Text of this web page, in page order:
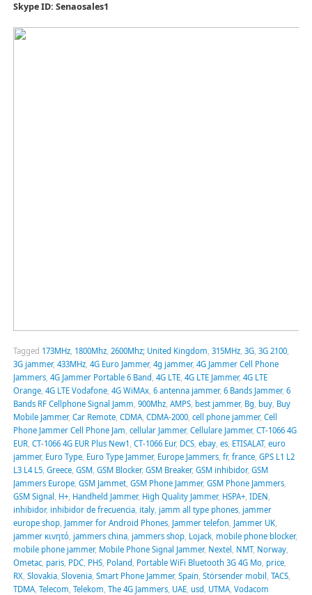
Skype ID: Senaosales1
Tagged 173MHz, 1800Mhz, 2600Mhz; United Kingdom 315MHz, 3G, 3G 2100,
3G jammer, 433MHz, 4G Euro Jammer, 4g jammer, 4G Jammer Cell Phone
Jammers, 4G Jammer Portable 6 Band 4G LTE, 4G LTE Jammer, 4G LTE
Orange, 4G LTE Vodafone, 4G WiMAx, 6 antenna jammer, 6 Bands Jammer, 6
Bands RF Cellphone Signal Jamm 900Mhz, AMPS, best jammer, Bg buy, Buy
Mobile Jammer, Car Remote, CDMA, CDMA-2000, cell phone jammer, Cell
Phone Jammer Cell Phone Jam cellular Jammer, Cellulare Jammer, CT-1066 4G
EUR, CT-1066 4G EUR Plus New1 CT-1066 Eur, DCS, ebay, es, ETISALAT, euro
jammer, Euro Type, Euro Type Jammer, Europe Jammers, fr, france, GPS L1 L2
L3 L4 L5, Greece, GSM, GSM Blocker, GSM Breaker, GSM inhibidor, GSM
Jammers Europe, GSM Jammet, GSM Phone Jammer, GSM Phone Jammers,
GSM Signal H+, Handheld Jammer, High Quality Jammer, HSPA+, IDEN
inhibidor, inhibidor de frecuencia, italy, jamm all type phones, jammer
europe shop, Jammer for Android Phones, Jammer telefon Jammer UK,
jammer κινητό, jammers china, jammers shop, Lojack, mobile phone blocker,
mobile phone jammer, Mobile Phone Signal Jammer, Nextel NMT, Norway,
Ometac, paris, PDC, PHS, Poland Portable WiFi Bluetooth 3G 4G Mo, price,
RX, Slovakia, Slovenia, Smart Phone Jammer, Spain Störsender mobil TACS,
TDMA, Telecom Telekom The 4G Jammers, UAE, usd UTMA, Vodacom